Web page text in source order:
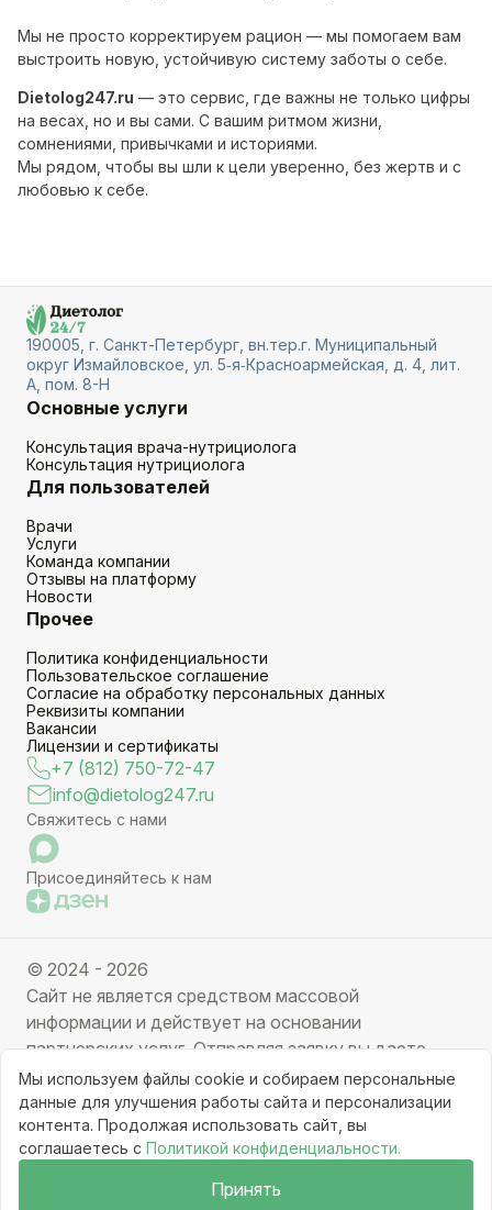
Мы не просто корректируем рацион — мы помогаем вам
выстроить новую, устойчивую систему заботы о себе.
Dietolog247.ru — это сервис, где важны не только цифры
на весах, но и вы сами. С вашим ритмом жизни,
сомнениями, привычками и историями.
Мы рядом, чтобы вы шли к цели уверенно, без жертв и с
любовью к себе.
190005, г. Санкт-Петербург, вн.тер.г. Муниципальный
округ Измайловское, ул. 5‑я‑Красноармейская, д. 4, лит.
А, пом. 8-Н
Основные услуги
Консультация врача-нутрициолога
Консультация нутрициолога
Для пользователей
Врачи
Услуги
Команда компании
Отзывы на платформу
Новости
Прочее
Политика конфиденциальности
Пользовательское соглашение
Согласие на обработку персональных данных
Реквизиты компании
Вакансии
Лицензии и сертификаты
+7 (812) 750-72-47
info@dietolog247.ru
Свяжитесь с нами
Присоединяйтесь к нам
© 2024 - 2026
Сайт не является средством массовой
информации и действует на основании
партнерских услуг. Отправляя заявку вы даете
свое согласие на обработку персональных данных.
Частичное или полное копирование информации с
ресурса, клонирование графических элементов
запрещено без письменного разрешения
администрации сайта.
Мы используем файлы cookie и собираем персональные
данные для улучшения работы сайта и персонализации
контента. Продолжая использовать сайт, вы
соглашаетесь с Политикой конфиденциальности.
Принять